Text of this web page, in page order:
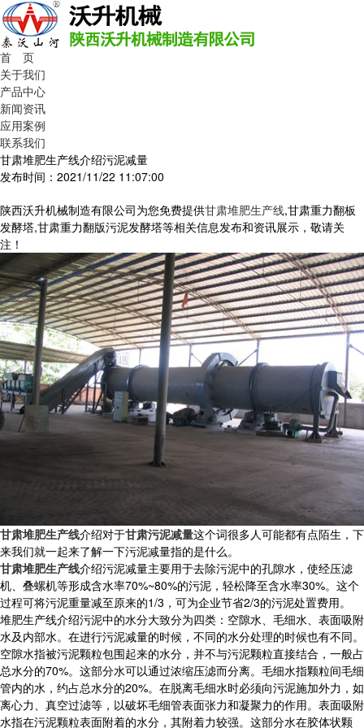
首 页
关于我们
产品中心
新闻资讯
应用案例
联系我们
甘肃堆肥生产线介绍污泥减量
发布时间：2021/11/22 11:07:00
陕西沃升机械制造有限公司为您免费提供甘肃堆肥生产线,甘肃重力翻板
发酵塔,甘肃重力翻版污泥发酵塔等相关信息发布和资讯展示，敬请关
注！
甘肃堆肥生产线介绍对于甘肃污泥减量这个词很多人可能都有点陌生，下
来我们就一起来了解一下污泥减量指的是什么。
甘肃堆肥生产线介绍污泥减量主要用于去除污泥中的孔隙水，使经压滤
机、叠螺机等形成含水率70%~80%的污泥，轻松降至含水率30%。这个
过程可将污泥重量减至原来的1/3，可为企业节省2/3的污泥处置费用。
堆肥生产线介绍污泥中的水分大致分为四类：空隙水、毛细水、表面吸附
水及内部水。在进行污泥减量的时候，不同的水分处理的时候也有不同。
空隙水指被污泥颗粒包围起来的水分，并不与污泥颗粒直接结合，一般占
总水分的70%。这部分水可以通过浓缩压滤而分离。毛细水指颗粒间毛细
管内的水，约占总水分的20%。在脱离毛细水时必须向污泥施加外力，如
离心力、真空过滤等，以破坏毛细管表面张力和凝聚力的作用。表面吸附
水指在污泥颗粒表面附着的水分，其附着力较强。这部分水在胶体状颗